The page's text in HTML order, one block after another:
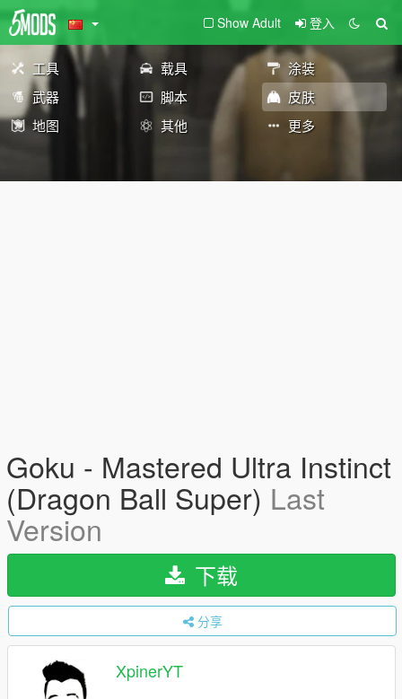
Show Adult 登入
工具 载具
涂装
武器
脚本
皮肤
地图
其他 更多
Goku - Mastered Ultra Instinct
(Dragon Ball Super) Last
Version
下载
分享
XpinerYT